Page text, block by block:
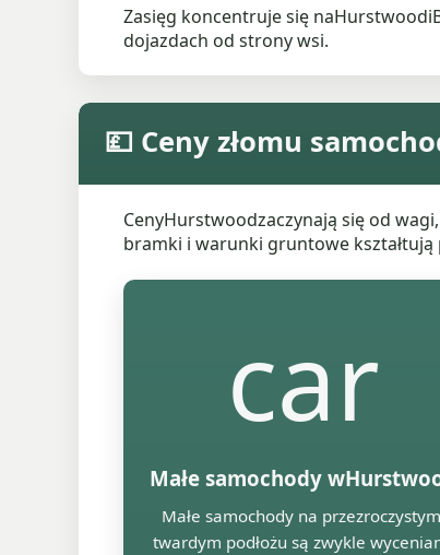
Zasięg koncentruje się
dojazdach od strony wsi.
💷 Ceny złomu
CenyHurstwoodzaczynają się od
bramki i warunki gruntowe kształtują
car
Małe samochody
Małe samochody na
twardym podłożu są zwykle